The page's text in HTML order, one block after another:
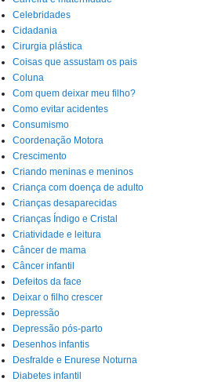
Celebridades
Cidadania
Cirurgia plástica
Coisas que assustam os pais
Coluna
Com quem deixar meu filho?
Como evitar acidentes
Consumismo
Coordenação Motora
Crescimento
Criando meninas e meninos
Criança com doença de adulto
Crianças desaparecidas
Crianças Índigo e Cristal
Criatividade e leitura
Câncer de mama
Câncer infantil
Defeitos da face
Deixar o filho crescer
Depressão
Depressão pós-parto
Desenhos infantis
Desfralde e Enurese Noturna
Diabetes infantil